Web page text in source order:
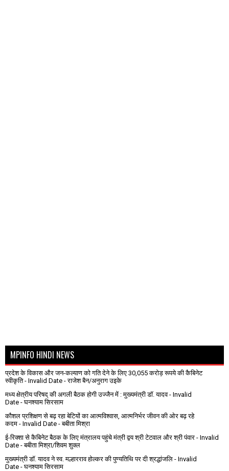
MPINFO HINDI NEWS
प्रदेश के विकास और जन-कल्याण को गति देने के लिए 30,055 करोड़ रूपये की कैबिनेट
स्वीकृति- Invalid Date - राजेश बैन/अनुराग उइके
मध्य क्षेत्रीय परिषद् की अगली बैठक होगी उज्जैन में : मुख्यमंत्री डॉ. यादव- Invalid
Date - घनश्याम सिरसाम
कौशल प्रशिक्षण से बढ़ रहा बेटियों का आत्मविश्वास, आत्मनिर्भर जीवन की ओर बढ़ रहे
कदम - Invalid Date - बबीता मिश्रा
ई-रिक्शा से कैबिनेट बैठक के लिए मंत्रालय पहुंचे मंत्री द्वय श्री टेटवाल और श्री पंवार - Invalid
Date - बबीता मिश्रा/शिवम शुक्ल
मुख्यमंत्री डॉ. यादव ने स्व. मल्हारराव होल्कर की पुण्यतिथि पर दी श्रद्धांजलि - Invalid
Date - घनश्याम सिरसाम